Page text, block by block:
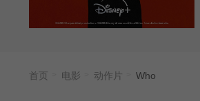
首页 电影 动作片 Who